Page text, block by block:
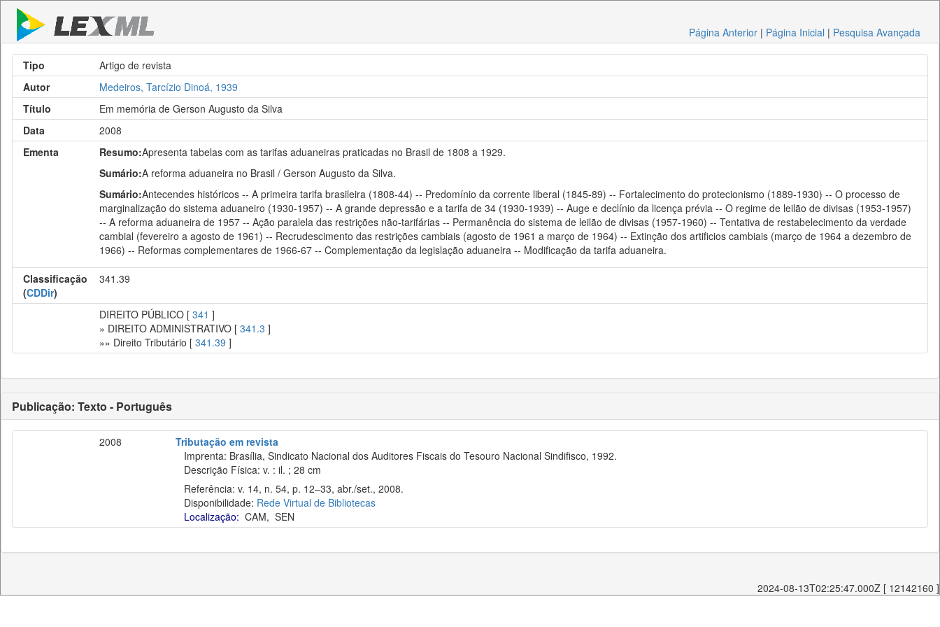
Página Anterior | Página Inicial | Pesquisa Avançada
Tipo
Artigo de revista
Autor
Medeiros, Tarcízio Dinoá, 1939
Título
Em memória de Gerson Augusto da Silva
Data
2008
Ementa
Resumo:Apresenta tabelas com as tarifas aduaneiras praticadas no Brasil de 1808 a 1929.
Sumário:A reforma aduaneira no Brasil / Gerson Augusto da Silva.
Sumário:Antecendes históricos -- A primeira tarifa brasileira (1808-44) -- Predomínio da corrente liberal (1845-89) -- Fortalecimento do protecionismo (1889-1930) -- O processo de
marginalização do sistema aduaneiro (1930-1957) -- A grande depressão e a tarifa de 34 (1930-1939) -- Auge e declínio da licença prévia -- O regime de leilão de divisas (1953-1957)
-- A reforma aduaneira de 1957 -- Ação paralela das restrições não-tarifárias -- Permanência do sistema de leilão de divisas (1957-1960) -- Tentativa de restabelecimento da verdade
cambial (fevereiro a agosto de 1961) -- Recrudescimento das restrições cambiais (agosto de 1961 a março de 1964) -- Extinção dos artificios cambiais (março de 1964 a dezembro de
1966) -- Reformas complementares de 1966-67 -- Complementação da legislação aduaneira -- Modificação da tarifa aduaneira.
Classificação
(CDDir)
341.39
DIREITO PÚBLICO [ 341 ]
» DIREITO ADMINISTRATIVO [ 341.3 ]
»» Direito Tributário [ 341.39 ]
Publicação: Texto - Português
2008
Tributação em revista
Imprenta: Brasília, Sindicato Nacional dos Auditores Fiscais do Tesouro Nacional Sindifisco, 1992.
Descrição Física: v. : il. ; 28 cm
Referência: v. 14, n. 54, p. 12–33, abr./set., 2008.
Disponibilidade: Rede Virtual de Bibliotecas
Localização: CAM, SEN
2024-08-13T02:25:47.000Z [ 12142160 ]